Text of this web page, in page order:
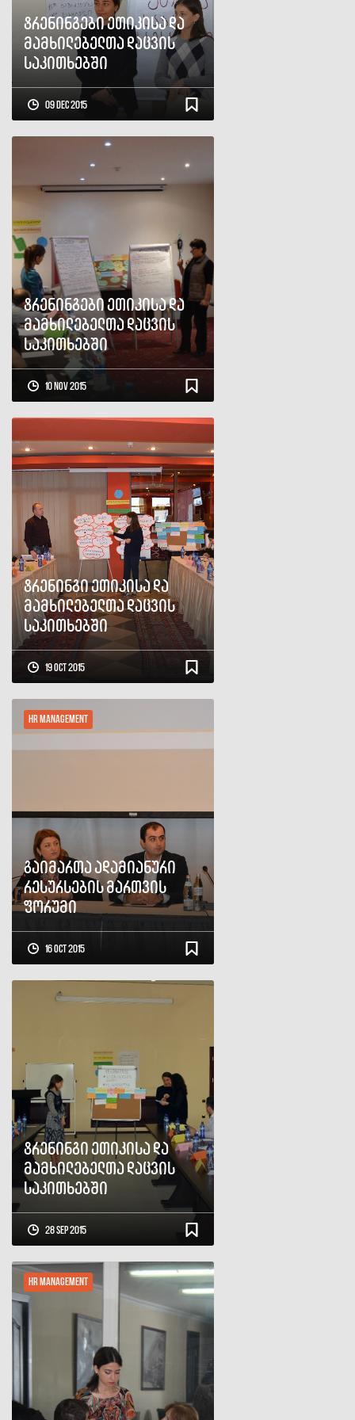
ტრენინგები ეთიკისა და
მამხილებელთა დაცვის
საკითხებში
09 Dec 2015
ტრენინგები ეთიკისა და
მამხილებელთა დაცვის
საკითხებში
10 Nov 2015
ტრენინგი ეთიკისა და
მამხილებელთა დაცვის
საკითხებში
19 Oct 2015
HR Management
გაიმართა ადამიანური
რესურსების მართვის
ფორუმი
16 Oct 2015
ტრენინგი ეთიკისა და
მამხილებელთა დაცვის
საკითხებში
28 Sep 2015
HR Management